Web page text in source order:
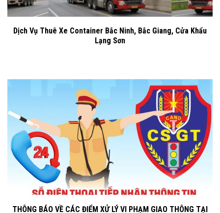
Dịch Vụ Thuê Xe Container Bắc Ninh, Bắc Giang, Cửa Khẩu
Lạng Sơn
THÔNG BÁO VỀ CÁC ĐIỂM XỬ LÝ VI PHẠM GIAO THÔNG TẠI